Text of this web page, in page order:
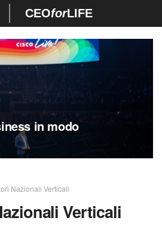
CEOforLIFE
in modo
Nazionali Verticali
Verticali